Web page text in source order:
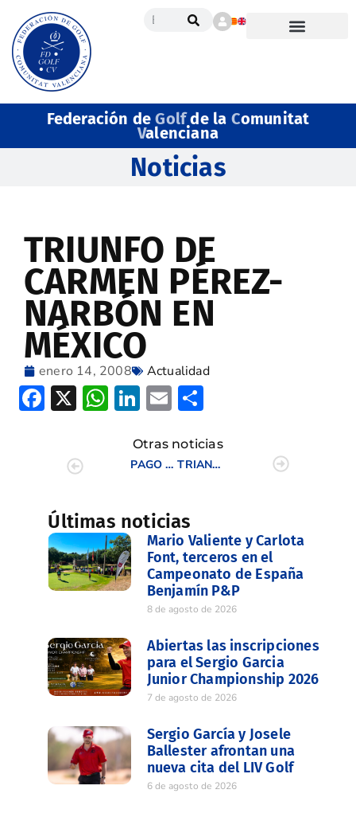
Federación deGolfde la Comunitat
Valenciana
Noticias
TRIUNFO DE
CARMEN PÉREZ-
NARBÓN EN
MÉXICO
enero 14, 2008 Actualidad
Facebook
X WhatsApp
LinkedIn
Email
Otras noticias
PAGO POR BANCO DE LAS INSCRIPCIONES
TRIANGULAR JUNIOR DE LA C.V. (III del 2007)
Últimas noticias
Mario Valiente y Carlota
Font, terceros en el
Campeonato de España
Benjamín P&P
8 de agosto de 2026
Abiertas las inscripciones
para el Sergio Garcia
Junior Championship 2026
7 de agosto de 2026
Sergio García y Josele
Ballester afrontan una
nueva cita del LIV Golf
6 de agosto de 2026